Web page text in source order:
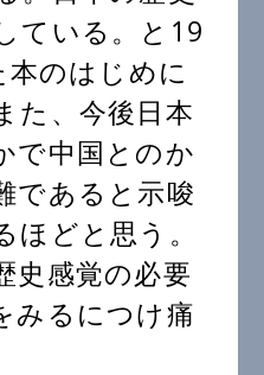
ている。と19
のはじめに
た、今後日本
で中国とのか
であると示唆
どと思う。
史感覚の必要
みるにつけ痛